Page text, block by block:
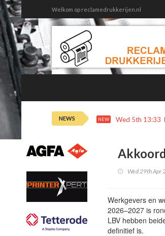
Welkom op reclamedrukkerijen.nl
NEWS NEW Wed 5th 13:33
Wed 29th Apr
Werkgevers en
2026–2027 is
LBV hebben
definitief is.